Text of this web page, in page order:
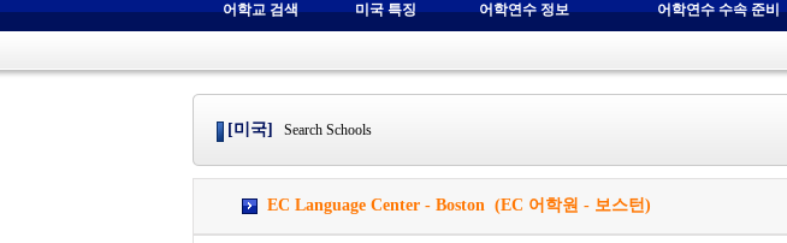
어학교 검색 미국 특징 어학연수 정보 어학연수 수속 준비
[미국] Search Schools
EC Language Center - Boston (EC 어학원 - 보스턴)